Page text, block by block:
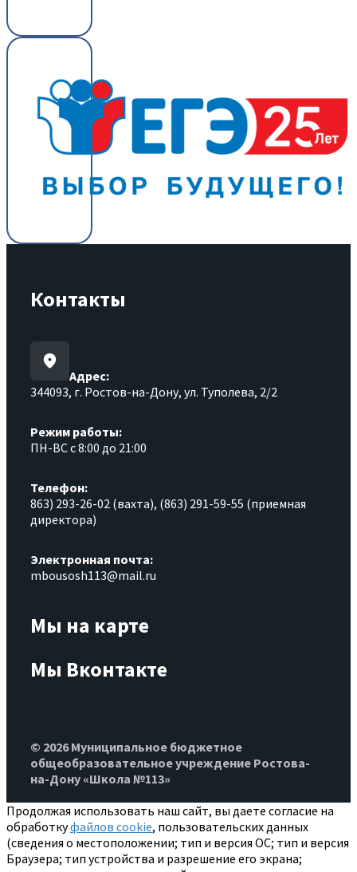
Контакты
Адрес:
344093, г. Ростов-на-Дону, ул. Туполева, 2/2
Режим работы:
ПН-ВС с 8:00 до 21:00
Телефон:
863) 293-26-02 (вахта), (863) 291-59-55 (приемная
директора)
Электронная почта:
mbousosh113@mail.ru
Мы на карте
Мы Вконтакте
© 2026 Муниципальное бюджетное
общеобразовательное учреждение Ростова-
на-Дону «Школа №113»
Продолжая использовать наш сайт, вы даете согласие на
обработкуфайлов cookie, пользовательских данных
(сведения о местоположении; тип и версия ОС; тип и версия
Браузера; тип устройства и разрешение его экрана;